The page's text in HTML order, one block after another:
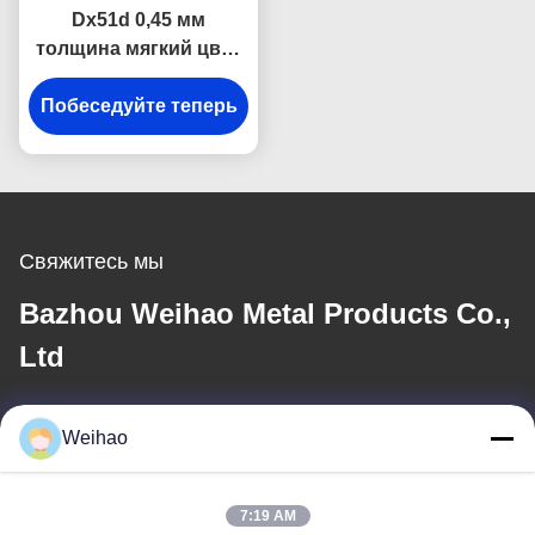
Dx51d 0,45 мм
толщина мягкий цвет
покрытой стальной
катушки для резки
листов
Побеседуйте теперь
Свяжитесь мы
Bazhou Weihao Metal Products Co.,
Ltd
Электронная почта
408690175@qq.com
Weihao
7:19 AM